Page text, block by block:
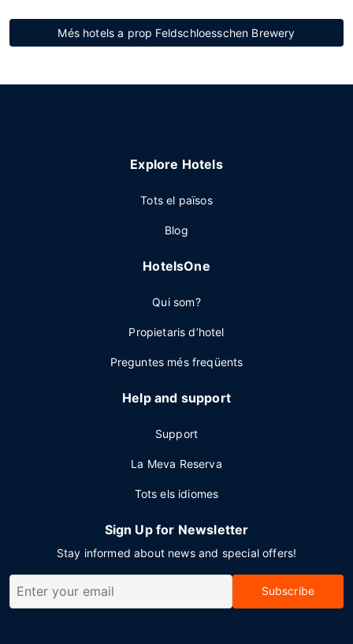
Més hotels a prop Feldschloesschen Brewery
Explore Hotels
Tots el països
Blog
HotelsOne
Qui som?
Propietaris d’hotel
Preguntes més freqüents
Help and support
Support
La Meva Reserva
Tots els idiomes
Sign Up for Newsletter
Stay informed about news and special offers!
Subscribe